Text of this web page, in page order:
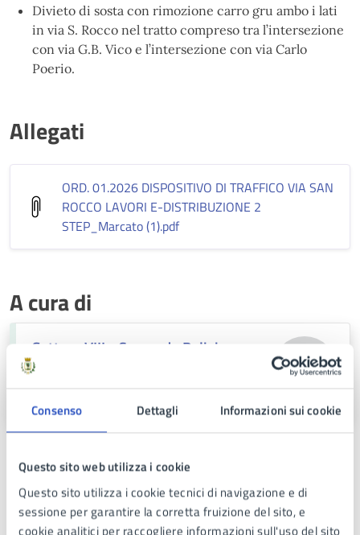
Consenso Dettagli Informazioni sui cookie
Questo sito web utilizza i cookie
Questo sito utilizza i cookie tecnici di navigazione e di
sessione per garantire la corretta fruizione del sito, e
cookie analitici per raccogliere informazioni sull'uso del sito
Divieto di sosta con rimozione carro gru ambo i lati
in via S. Rocco nel tratto compreso tra l’intersezione
con via G.B. Vico e l’intersezione con via Carlo
Poerio.
Allegati
ORD. 01.2026 DISPOSITIVO DI TRAFFICO VIA SAN
ROCCO LAVORI E-DISTRIBUZIONE 2
STEP_Marcato (1).pdf
A cura di
Settore VIII - Comando Polizia
Municipale